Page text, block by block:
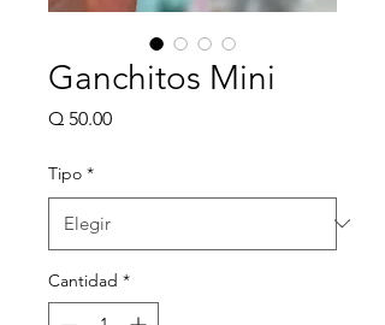
Ganchitos Mini
Q 50.00Precio
Tipo *
Cantidad *